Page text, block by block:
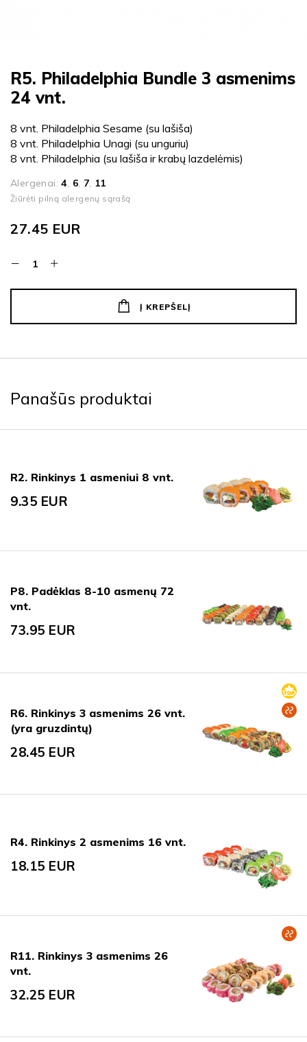
R5. Philadelphia Bundle 3 asmenims
24 vnt.
8 vnt. Philadelphia Sesame (su lašiša)
8 vnt. Philadelphia Unagi (su unguriu)
8 vnt. Philadelphia (su lašiša ir krabų lazdelėmis)
Alergenai:4, 6, 7, 11
Žiūrėti pilną alergenų sąrašą
27.45 EUR
Į KREPŠELĮ
Panašūs produktai
R2. Rinkinys 1 asmeniui 8 vnt.
9.35 EUR
P8. Padėklas 8-10 asmenų 72
vnt.
73.95 EUR
R6. Rinkinys 3 asmenims 26 vnt.
(yra gruzdintų)
28.45 EUR
R4. Rinkinys 2 asmenims 16 vnt.
18.15 EUR
R11. Rinkinys 3 asmenims 26
vnt.
32.25 EUR